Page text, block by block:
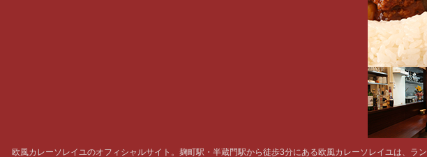
欧風カレーソレイユのオフィシャルサイト。麹町駅・半蔵門駅から徒歩3分にある欧風カレーソレイユは、